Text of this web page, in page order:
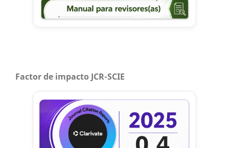
Factor de impacto JCR-SCIE